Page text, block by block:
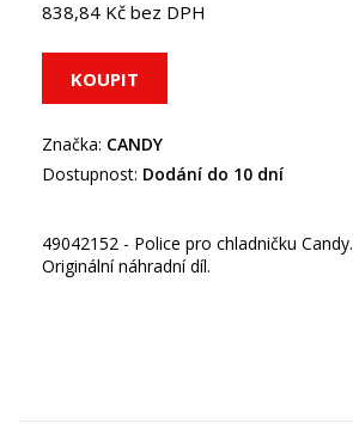
838,84 Kč bez DPH
Značka: CANDY
Dostupnost: Dodání do 10 dní
49042152 - Police pro chladničku Candy.
Originální náhradní díl.